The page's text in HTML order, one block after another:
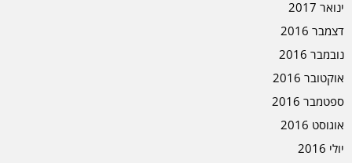
ינואר 2017
דצמבר 2016
נובמבר 2016
אוקטובר 2016
ספטמבר 2016
אוגוסט 2016
יולי 2016